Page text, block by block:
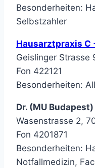
Besonderheiten:
Selbstzahler
Hausarztpraxis C
Geislinger
Fon 422121
Besonderheiten:
Dr. (MU
Wasenstrasse 2,
Fon 4201871
Besonderheiten:
Notfallmedizin,